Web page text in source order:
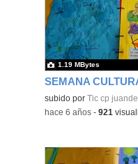
subido por Tic cp
1.19 MBytes
-hace 6 años- 921